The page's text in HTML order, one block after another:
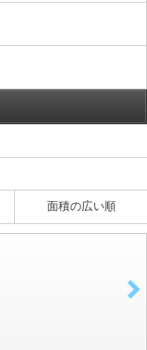
面積の広い順